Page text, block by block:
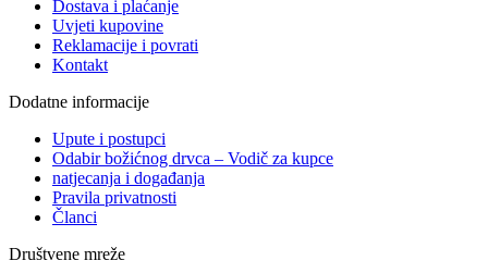
Dostava i plaćanje
Uvjeti kupovine
Reklamacije i povrati
Kontakt
Dodatne informacije
Upute i postupci
Odabir božićnog drvca – Vodič za kupce
natjecanja i događanja
Pravila privatnosti
Članci
Društvene mreže